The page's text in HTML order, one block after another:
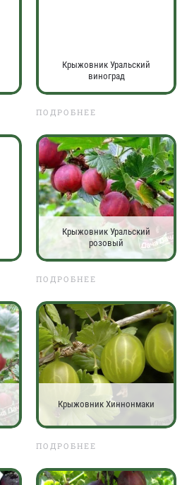
Крыжовник Уральский
виноград
ПОДРОБНЕЕ
Крыжовник Уральский
розовый
ПОДРОБНЕЕ
Крыжовник Хиннонмаки
ПОДРОБНЕЕ